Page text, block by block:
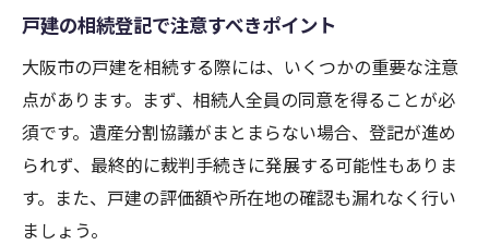
戸建の相続登記で注意すべきポイント
大阪市の戸建を相続する際には、いくつかの重要な注意
点があります。まず、相続人全員の同意を得ることが必
須です。遺産分割協議がまとまらない場合、登記が進め
られず、最終的に裁判手続きに発展する可能性もありま
す。また、戸建の評価額や所在地の確認も漏れなく行い
ましょう。